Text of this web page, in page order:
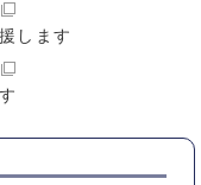
します